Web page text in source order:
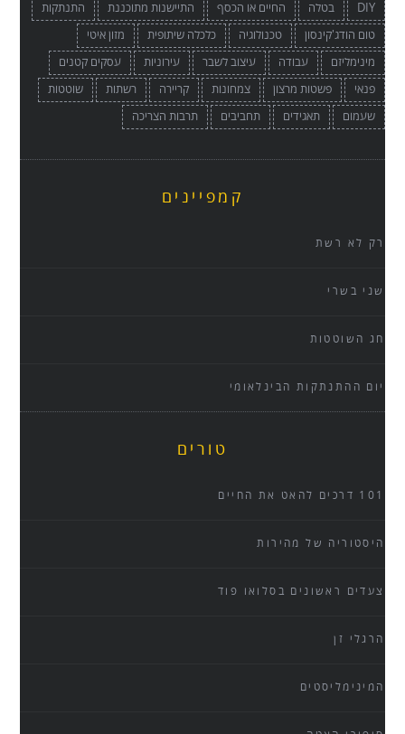
DIY בטלה החיים או הכסף התיישנות מתוכננת
התנתקות
טום הודג'קינסון
טכנולוגיה כלכלה שיתופית
מזון איטי
מינימליזם
עבודה עיצוב לשבר עירוניות
עסקים קטנים
פנאי
פשטות מרצון צמחונות קריירה רשתות
שוטטות
שעמום
תאגידים תחביבים תרבות הצריכה
קמפיינים
רק לא רשת
שני בשרי
חג השוטטות
יום ההתנתקות הבינלאומי
טורים
101 דרכים להאט את החיים
היסטוריה של מהירות
צעדים ראשונים בסלואו פוד
הרגלי זן
המינימליסטים